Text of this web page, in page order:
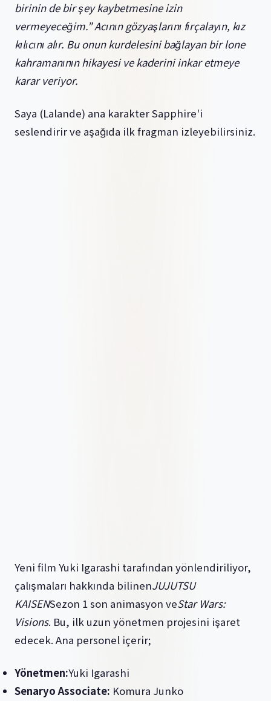
birinin de bir şey kaybetmesine izin
vermeyeceğim.” Acının gözyaşlarını fırçalayın, kız
kılıcını alır. Bu onun kurdelesini bağlayan bir lone
kahramanının hikayesi ve kaderini inkar etmeye
karar veriyor.
Saya (Lalande) ana karakter Sapphire'i
seslendirir ve aşağıda ilk fragman izleyebilirsiniz.
Yeni film Yuki Igarashi tarafından yönlendiriliyor,
çalışmaları hakkında bilinenJUJUTSU
KAISENSezon 1 son animasyon veStar Wars:
Visions. Bu, ilk uzun yönetmen projesini işaret
edecek. Ana personel içerir;
Yönetmen:Yuki Igarashi
Senaryo Associate: Komura Junko